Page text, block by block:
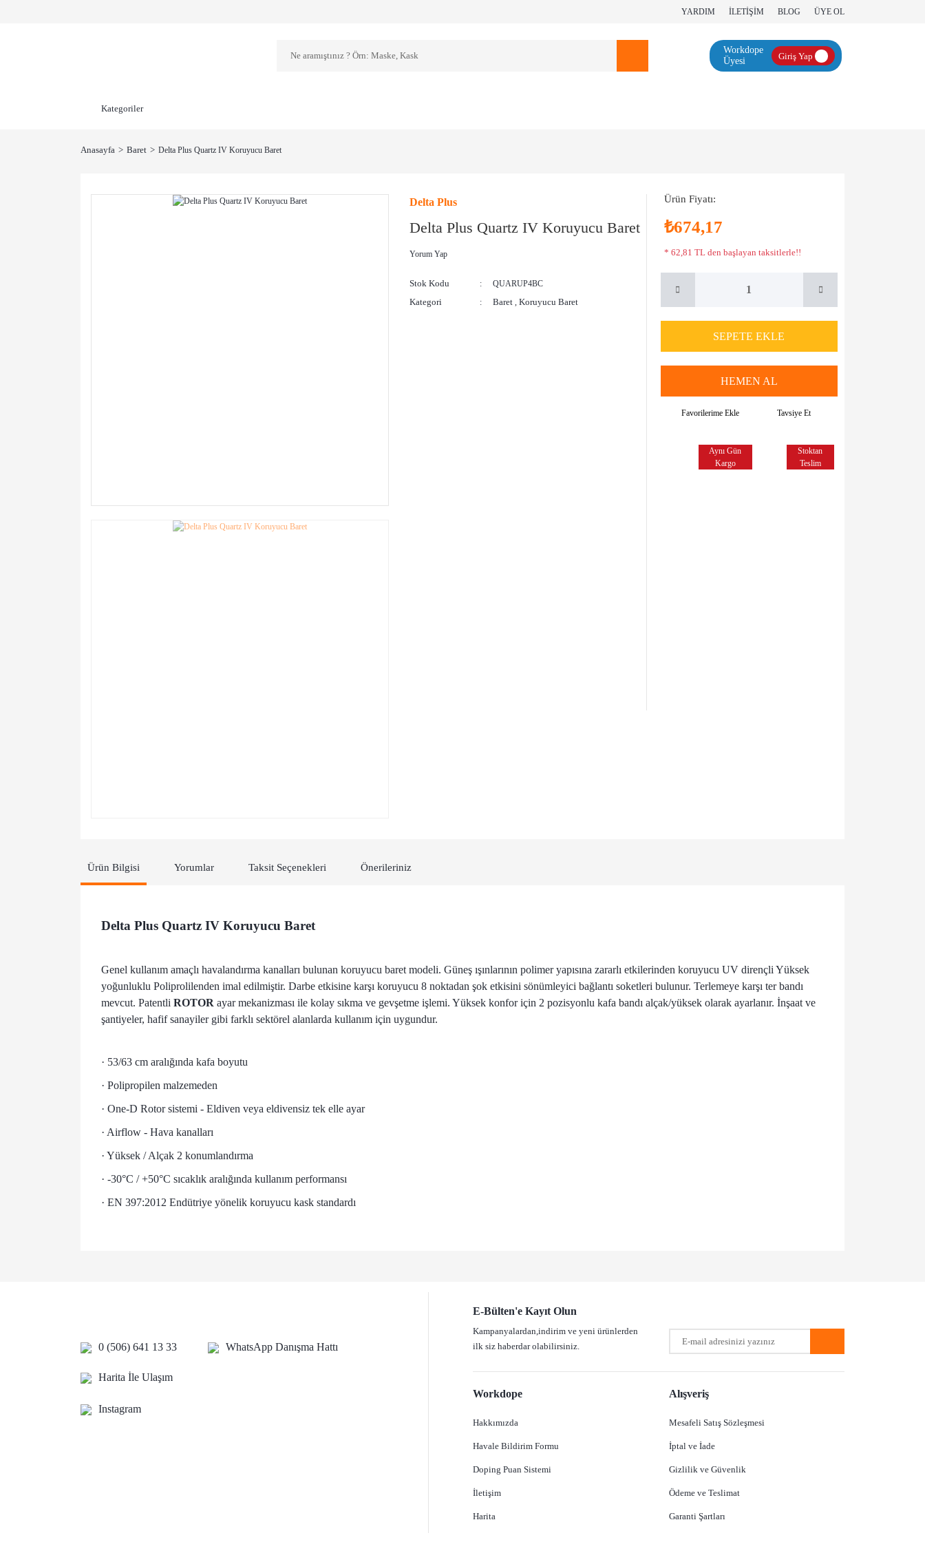
YARDIM İLETİŞİM BLOG ÜYE OL
Workdope
Üyesi
Giriş Yap
Kategoriler
Anasayfa Baret Delta Plus Quartz IV Koruyucu Baret
Delta Plus
Delta Plus Quartz IV Koruyucu Baret
Yorum Yap
Stok Kodu QUARUP4BC
Kategori Baret , Koruyucu Baret
Ürün Fiyatı:
₺674,17
* 62,81 TL den başlayan taksitlerle!!
SEPETE EKLE
HEMEN AL
Tavsiye Et
Aynı Gün
Kargo
Stoktan
Teslim
Ürün Bilgisi Yorumlar Taksit Seçenekleri Önerileriniz
Delta Plus Quartz IV Koruyucu Baret
Genel kullanım amaçlı havalandırma kanalları bulunan koruyucu baret modeli. Güneş ışınlarının polimer yapısına zararlı etkilerinden koruyucu UV dirençli Yüksek
yoğunluklu Poliprolilenden imal edilmiştir. Darbe etkisine karşı koruyucu 8 noktadan şok etkisini sönümleyici bağlantı soketleri bulunur. Terlemeye karşı ter bandı
mevcut. Patentli ROTOR ayar mekanizması ile kolay sıkma ve gevşetme işlemi. Yüksek konfor için 2 pozisyonlu kafa bandı alçak/yüksek olarak ayarlanır. İnşaat ve
şantiyeler, hafif sanayiler gibi farklı sektörel alanlarda kullanım için uygundur.
· 53/63 cm aralığında kafa boyutu
· Polipropilen malzemeden
· One-D Rotor sistemi - Eldiven veya eldivensiz tek elle ayar
· Airflow - Hava kanalları
· Yüksek / Alçak 2 konumlandırma
· -30°C / +50°C sıcaklık aralığında kullanım performansı
· EN 397:2012 Endütriye yönelik koruyucu kask standardı
Yorum Yaz
Ürün fiyatı diğer sitelerden daha pahalı.
Bu ürüne benzer farklı alternatifler olmalı.
0 (506) 641 13 33 WhatsApp Danışma Hattı
Harita İle Ulaşım
Instagram
E-Bülten'e Kayıt Olun
Kampanyalardan,indirim ve yeni ürünlerden
ilk siz haberdar olabilirsiniz.
Workdope
Hakkımızda
Havale Bildirim Formu
Doping Puan Sistemi
İletişim
Harita
Alışveriş
Mesafeli Satış Sözleşmesi
İptal ve İade
Gizlilik ve Güvenlik
Ödeme ve Teslimat
Garanti Şartları